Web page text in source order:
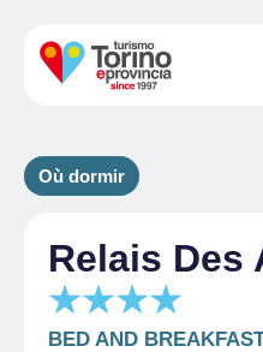
Où dormir
Relais Des
BED AND